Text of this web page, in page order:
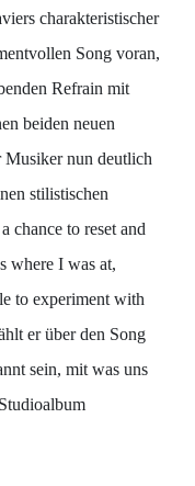
charakteristischer
Song voran,
Refrain mit
beiden neuen
Musiker nun deutlich
stilistischen
chance to reset and
where I was at,
to experiment with
er über den Song
sein, mit was uns